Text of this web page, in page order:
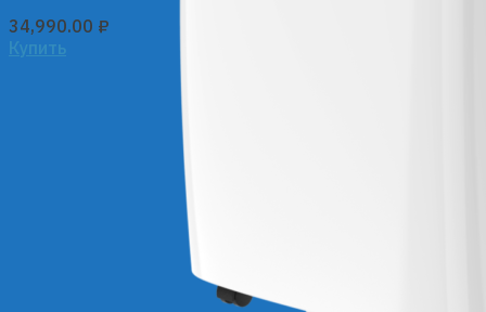
34,990.00 ₽
Купить